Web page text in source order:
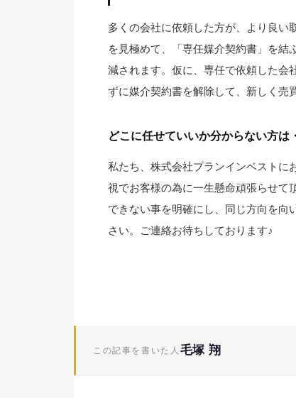
多くの会社に依頼した方が、より良い
を見極めて、「専任媒介契約書」を結
減されます。仮に、専任で依頼した会
ずに媒介契約書を解除して、新しく売
どこに任せていいか分からない方は
私たち、株式会社プランインベストに
視でお客様の為に一生懸命頑張らせて
できない事を明確にし、同じ方向を向
さい。ご連絡お待ちしております♪
この記事を書いた人 毛塚 翔